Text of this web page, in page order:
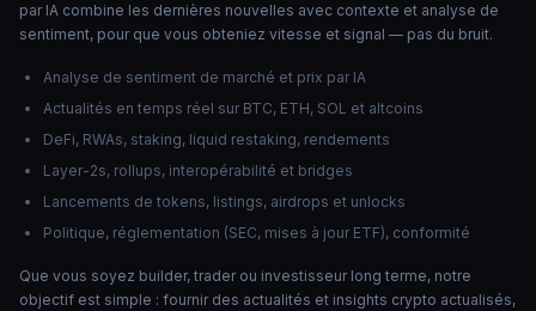
par IA combine les dernières nouvelles avec contexte et analyse de
sentiment, pour que vous obteniez vitesse et signal — pas du bruit.
Analyse de sentiment de marché et prix par IA
Actualités en temps réel sur BTC, ETH, SOL et altcoins
DeFi, RWAs, staking, liquid restaking, rendements
Layer-2s, rollups, interopérabilité et bridges
Lancements de tokens, listings, airdrops et unlocks
Politique, réglementation (SEC, mises à jour ETF), conformité
Que vous soyez builder, trader ou investisseur long terme, notre
objectif est simple : fournir des actualités et insights crypto actualisés,